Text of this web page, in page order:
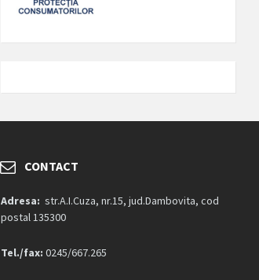
CONTACT
Adresa: str.A.I.Cuza, nr.15, jud.Dambovita, cod
postal 135300
Tel./fax: 0245/667.265